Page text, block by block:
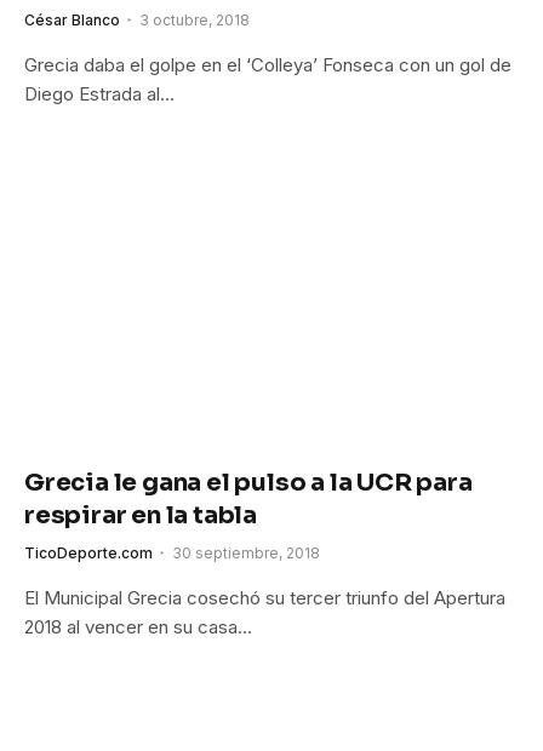
César Blanco 3 octubre, 2018
Grecia daba el golpe en el ‘Colleya’ Fonseca con un gol de
Diego Estrada al…
Grecia le gana el pulso a la UCR para
respirar en la tabla
TicoDeporte.com 30 septiembre, 2018
El Municipal Grecia cosechó su tercer triunfo del Apertura
2018 al vencer en su casa…